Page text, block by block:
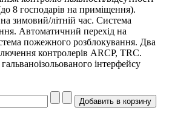
8 господарів на приміщення).
зимовий/літній час. Система
Автоматичний перехід на
пожежного розблокування. Два
контролерів ARCP, TRC.
інтерфейсу